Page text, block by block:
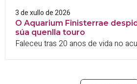
3 de xullo de 2026
O Aquarium Finisterrae
súa quenlla touro
Faleceu tras 20 anos de vida no